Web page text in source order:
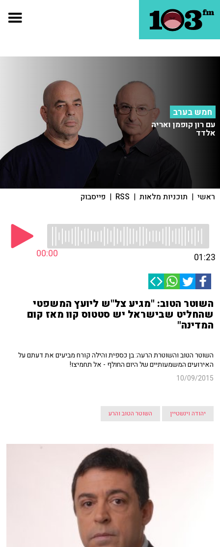
חמש בערב
עם רון קופמן ואריה
אלדד
ראשי | תוכניות מלאות |
RSS
| פייסבוק
00:00 01:23
השוטר הטוב: "מגיע צל"ש ליועץ המשפטי
שהחליט שבישראל יש סטטוס קוו מאז קום
המדינה"
השוטר הטוב והשוטרת הרעה: בן כספית והילה קורח מביעים את דעתם על
האירועים המשמעותיים של היום החולף - אל תחמיצו!
10/09/2015
יהודה וינשטיין השוטר הטוב והרע